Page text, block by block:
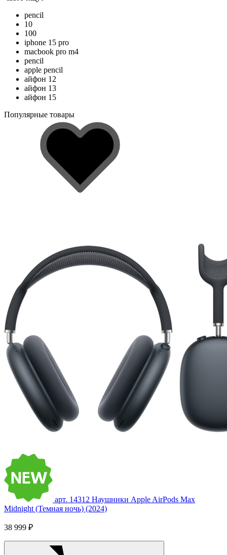
pencil
10
100
iphone 15 pro
macbook pro m4
pencil
apple pencil
айфон 12
айфон 13
айфон 15
Популярные товары
арт. 14312 Наушники Apple AirPods Max
Midnight (Темная ночь) (2024)
38 999 ₽